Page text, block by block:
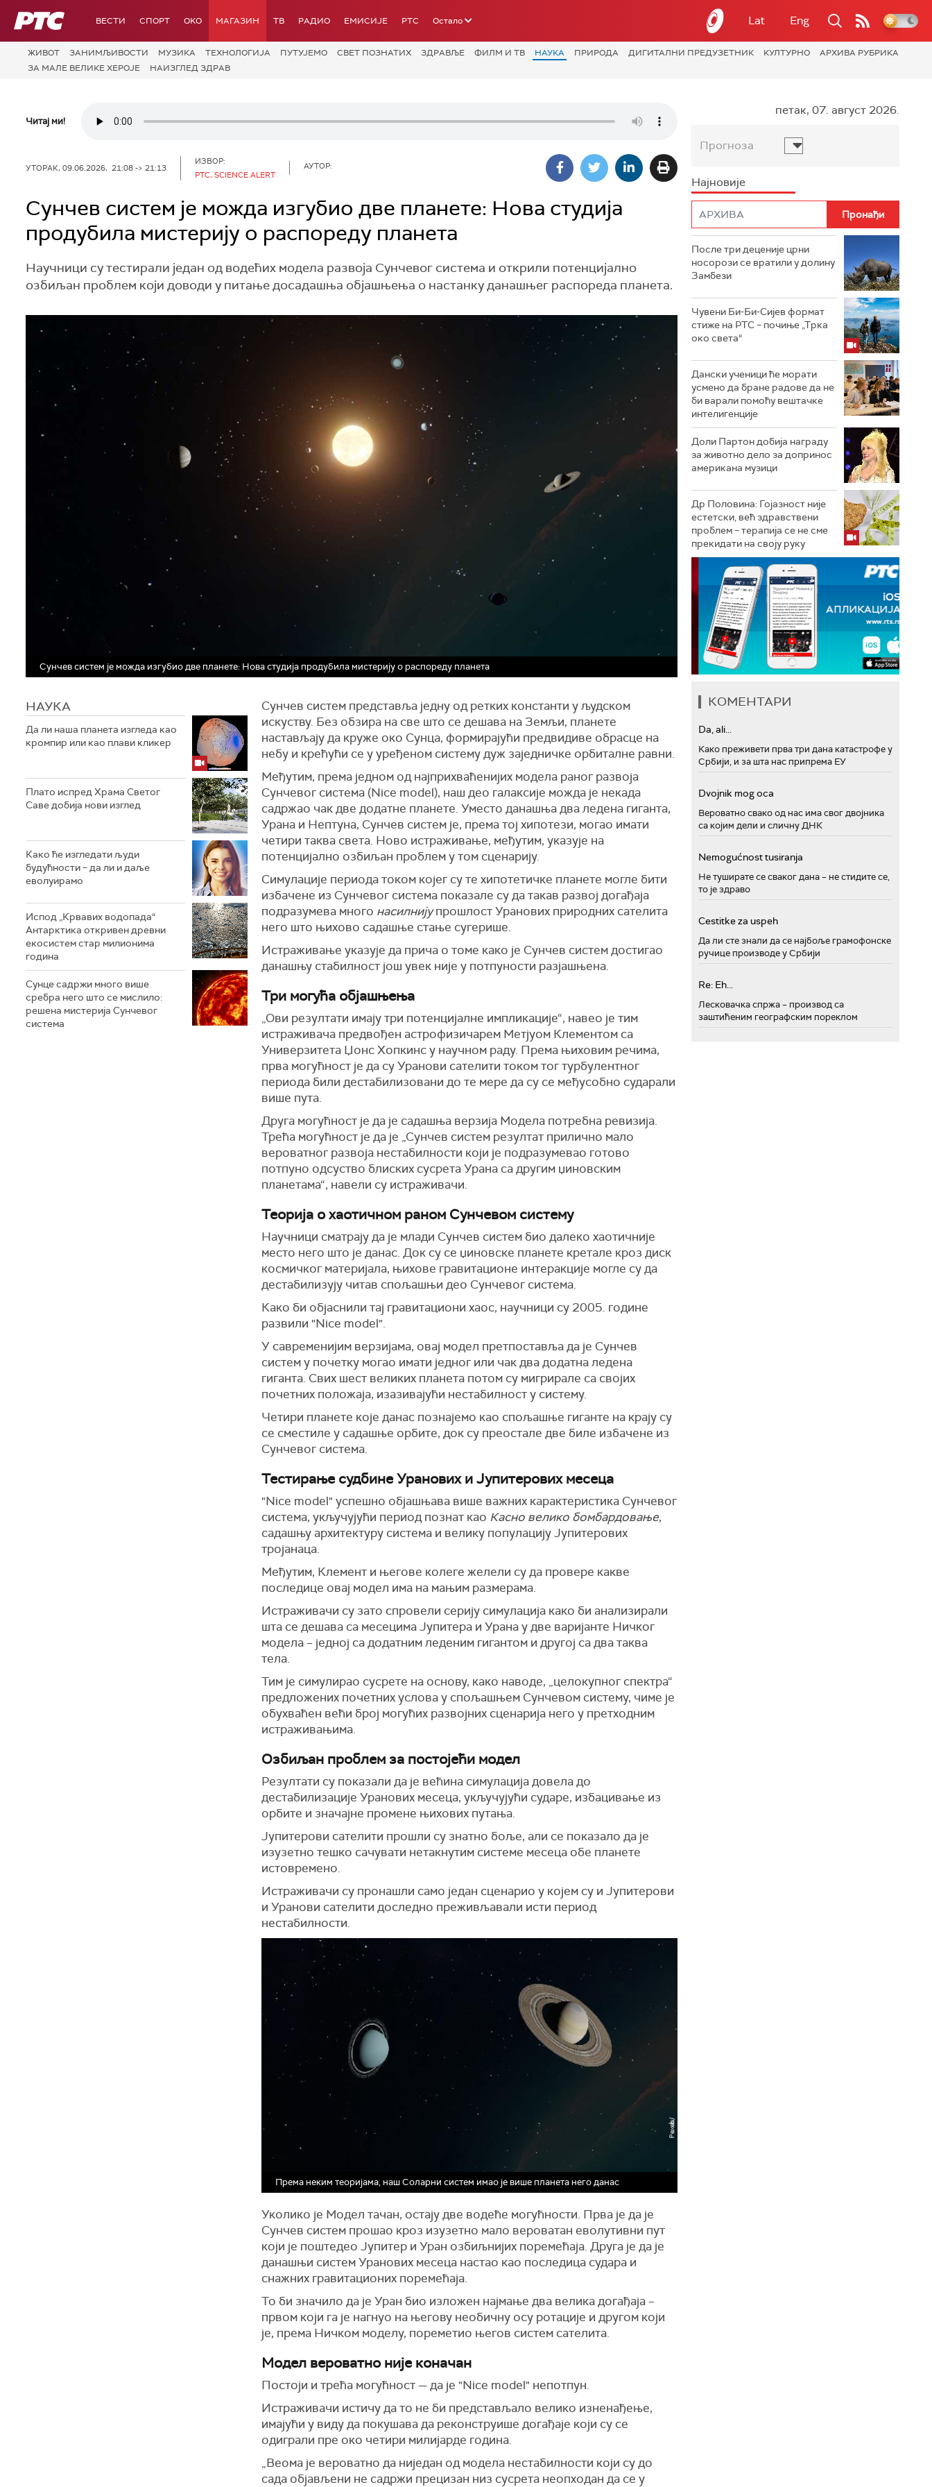
РТС ВЕСТИ СПОРТ OKO МАГАЗИН ТВ РАДИО ЕМИСИЈЕ РТС Остало Lat Eng
ЖИВОТ ЗАНИМЉИВОСТИ МУЗИКА ТЕХНОЛОГИЈA ПУТУЈЕМО СВЕТ ПОЗНАТИХ ЗДРАВЉЕ ФИЛМ И ТВ НАУКА ПРИРОДА ДИГИТАЛНИ ПРЕДУЗЕТНИК КУЛТУРНО
АРХИВА РУБРИКА
ЗА МАЛЕ ВЕЛИКЕ ХЕРОЈЕ
НАИЗГЛЕД ЗДРАВ
Читај ми!
УТОРАК, 09.06.2026, 21:08 -> 21:13
ИЗВОР:
РТС, SCIENCE ALERT
АУТОР:
Сунчев систем је можда изгубио две планете: Нова студија
продубила мистерију о распореду планета
Научници су тестирали један од водећих модела развоја Сунчевог система и открили потенцијално
озбиљан проблем који доводи у питање досадашња објашњења о настанку данашњег распореда планета.
Сунчев систем је можда изгубио две планете: Нова студија продубила мистерију о распореду планета
НАУКА
Да ли наша планета изгледа као
кромпир или као плави кликер
Плато испред Храма Светог
Саве добија нови изглед
Како ће изгледати људи
будућности – да ли и даље
еволуирамо
Испод „Крвавих водопада“
Антарктика откривен древни
екосистем стар милионима
година
Сунце садржи много више
сребра него што се мислило:
решена мистерија Сунчевог
система
Сунчев систем представља једну од ретких константи у људском
искуству. Без обзира на све што се дешава на Земљи, планете
настављају да круже око Сунца, формирајући предвидиве обрасце на
небу и крећући се у уређеном систему дуж заједничке орбиталне равни.
Међутим, према једном од најприхваћенијих модела раног развоја
Сунчевог система (Nice model), наш део галаксије можда је некада
садржао чак две додатне планете. Уместо данашња два ледена гиганта,
Урана и Нептуна, Сунчев систем је, према тој хипотези, могао имати
четири таква света. Ново истраживање, међутим, указује на
потенцијално озбиљан проблем у том сценарију.
Симулације периода током којег су те хипотетичке планете могле бити
избачене из Сунчевог система показале су да такав развој догађаја
подразумева много насилнијупрошлост Уранових природних сателита
него што њихово садашње стање сугерише.
Истраживање указује да прича о томе како је Сунчев систем достигао
данашњу стабилност још увек није у потпуности разјашњена.
Три могућа објашњења
„Ови резултати имају три потенцијалне импликације“, навео је тим
истраживача предвођен астрофизичарем Метјуом Клементом са
Универзитета Џонс Хопкинс у научном раду. Према њиховим речима,
прва могућност је да су Уранови сателити током тог турбулентног
периода били дестабилизовани до те мере да су се међусобно сударали
више пута.
Друга могућност је да је садашња верзија Модела потребна ревизија.
Трећа могућност је да је „Сунчев систем резултат прилично мало
вероватног развоја нестабилности који је подразумевао готово
потпуно одсуство блиских сусрета Урана са другим џиновским
планетама“, навели су истраживачи.
Теорија о хаотичном раном Сунчевом систему
Научници сматрају да је млади Сунчев систем био далеко хаотичније
место него што је данас. Док су се џиновске планете кретале кроз диск
космичког материјала, њихове гравитационе интеракције могле су да
дестабилизују читав спољашњи део Сунчевог система.
Како би објаснили тај гравитациони хаос, научници су 2005. године
развили "Nice model".
У савременијим верзијама, овај модел претпоставља да је Сунчев
систем у почетку могао имати једног или чак два додатна ледена
гиганта. Свих шест великих планета потом су мигрирале са својих
почетних положаја, изазивајући нестабилност у систему.
Четири планете које данас познајемо као спољашње гиганте на крају су
се сместиле у садашње орбите, док су преостале две биле избачене из
Сунчевог система.
Тестирање судбине Уранових и Јупитерових месеца
"Nice model" успешно објашњава више важних карактеристика Сунчевог
система, укључујући период познат као Касно велико бомбардовање,
садашњу архитектуру система и велику популацију Јупитерових
тројанаца.
Међутим, Клемент и његове колеге желели су да провере какве
последице овај модел има на мањим размерама.
Истраживачи су зато спровели серију симулација како би анализирали
шта се дешава са месецима Јупитера и Урана у две варијанте Ничког
модела – једној са додатним леденим гигантом и другој са два таква
тела.
Тим је симулирао сусрете на основу, како наводе, „целокупног спектра“
предложених почетних услова у спољашњем Сунчевом систему, чиме је
обухваћен већи број могућих развојних сценарија него у претходним
истраживањима.
Озбиљан проблем за постојећи модел
Резултати су показали да је већина симулација довела до
дестабилизације Уранових месеца, укључујући сударе, избацивање из
орбите и значајне промене њихових путања.
Јупитерови сателити прошли су знатно боље, али се показало да је
изузетно тешко сачувати нетакнутим системе месеца обе планете
истовремено.
Истраживачи су пронашли само један сценарио у којем су и Јупитерови
и Уранови сателити доследно преживљавали исти период
нестабилности.
Према неким теоријама, наш Соларни систем имао је више планета него данас
Уколико је Модел тачан, остају две водеће могућности. Прва је да је
Сунчев систем прошао кроз изузетно мало вероватан еволутивни пут
који је поштедео Јупитер и Уран озбиљнијих поремећаја. Друга је да је
данашњи систем Уранових месеца настао као последица судара и
снажних гравитационих поремећаја.
То би значило да је Уран био изложен најмање два велика догађаја –
првом који га је нагнуо на његову необичну осу ротације и другом који
је, према Ничком моделу, пореметио његов систем сателита.
Модел вероватно није коначан
Постоји и трећа могућност — да је "Nice model" непотпун.
Истраживачи истичу да то не би представљало велико изненађење,
имајући у виду да покушава да реконструише догађаје који су се
одиграли пре око четири милијарде година.
„Веома је вероватно да ниједан од модела нестабилности који су до
сада објављени не садржи прецизан низ сусрета неопходан да се у
петак, 07. август 2026.
Прогноза
Најновије
После три деценије црни
носорози се вратили у долину
Замбези
Чувени Би-Би-Сијев формат
стиже на РТС – почиње „Трка
око света“
Дански ученици ће морати
усмено да бране радове да не
би варали помоћу вештачке
интелигенције
Доли Партон добија награду
за животно дело за допринос
американа музици
Др Половина: Гојазност није
естетски, већ здравствени
проблем – терапија се не сме
прекидати на своју руку
КОМЕНТАРИ
Da, ali...
Како преживети прва три дана катастрофе у
Србији, и за шта нас припрема ЕУ
Dvojnik mog oca
Вероватно свако од нас има свог двојника
са којим дели и сличну ДНК
Nemogućnost tusiranja
Не туширате се сваког дана – не стидите се,
то је здраво
Cestitke za uspeh
Да ли сте знали да се најбоље грамофонске
ручице производе у Србији
Re: Eh...
Лесковачка спржа – производ са
заштићеним географским пореклом